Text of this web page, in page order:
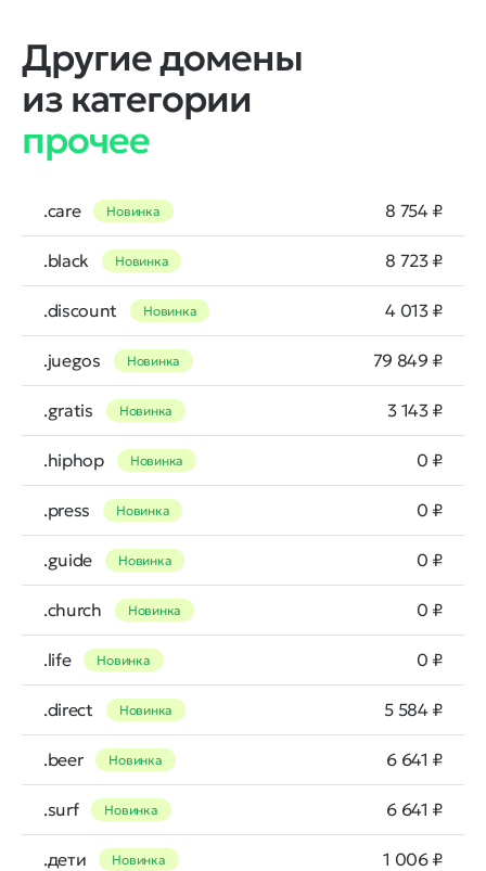
Другие домены
из категории
прочее
.care Новинка 8 754 ₽
.black Новинка 8 723 ₽
.discount Новинка 4 013 ₽
.juegos Новинка 79 849 ₽
.gratis Новинка 3 143 ₽
.hiphop Новинка 0 ₽
.press Новинка 0 ₽
.guide Новинка 0 ₽
.church Новинка 0 ₽
.life Новинка 0 ₽
.direct Новинка 5 584 ₽
.beer Новинка 6 641 ₽
.surf Новинка 6 641 ₽
.дети Новинка 1 006 ₽